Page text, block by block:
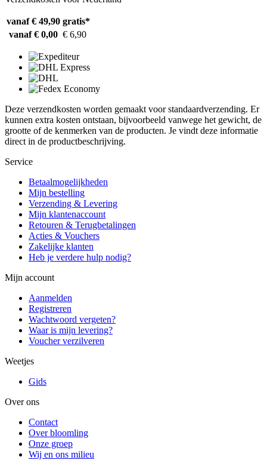
vanaf € 49,90 gratis*
vanaf € 0,00 € 6,90
Deze verzendkosten worden gemaakt voor standaardverzending. Er
kunnen extra kosten ontstaan, bijvoorbeeld vanwege het gewicht, de
grootte of de kenmerken van de producten. Je vindt deze informatie
direct in de productbeschrijving.
Service
Betaalmogelijkheden
Mijn bestelling
Verzending & Levering
Mijn klantenaccount
Retouren & Terugbetalingen
Acties & Vouchers
Zakelijke klanten
Heb je verdere hulp nodig?
Mijn account
Aanmelden
Registreren
Wachtwoord vergeten?
Waar is mijn levering?
Voucher verzilveren
Weetjes
Gids
Over ons
Contact
Over bloomling
Onze groep
Wij en ons milieu